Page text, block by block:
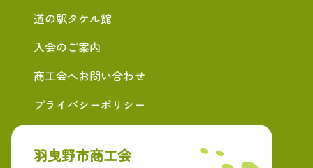
道の駅タケル館
入会のご案内
商工会へお問い合わせ
プライバシーポリシー
羽曳野市商工会